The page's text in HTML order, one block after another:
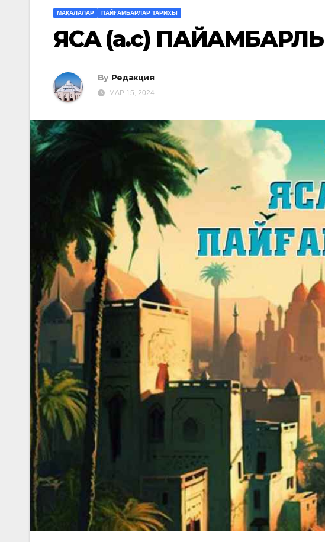
МАҚАЛАЛАР ПАЙҒАМБАРЛАР ТАРИХЫ
ЯСАҒ (а.с)
By Редакция
МАР 15, 2024